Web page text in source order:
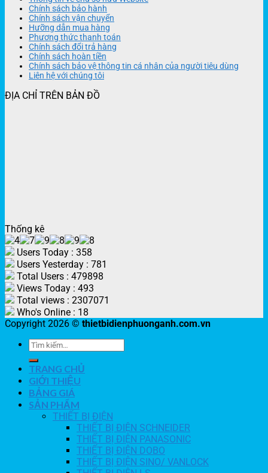
Chính sách bảo hành
Chính sách vận chuyển
Hưỡng dẫn mua hàng
Phương thức thanh toán
Chính sách đổi trả hàng
Chính sách hoàn tiền
Chính sách bảo vệ thông tin cá nhân của người tiêu dùng
Liên hệ với chúng tôi
ĐỊA CHỈ TRÊN BẢN ĐỒ
Thống kê
Users Today : 358
Users Yesterday : 781
Total Users : 479898
Views Today : 493
Total views : 2307071
Who's Online : 18
Copyright 2026 © thietbidienphuonganh.com.vn
TRANG CHỦ
GIỚI THIỆU
BẢNG GIÁ
SẢN PHẨM
THIẾT BỊ ĐIỆN
THIẾT BỊ ĐIỆN SCHNEIDER
THIẾT BỊ ĐIỆN PANASONIC
THIẾT BỊ ĐIỆN DOBO
THIẾT BỊ ĐIỆN SINO/ VANLOCK